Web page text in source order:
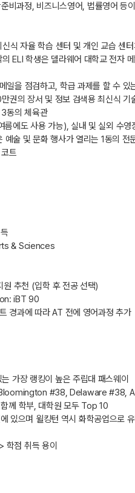
비과정, 비즈니스영어, 법률영어
식 자율 학습 센터 및 개인 교습 센
ELI 학생은 델라웨어 대학교 전자
일을 점검하고, 학급 과제를 할 수
권의 장서 및 정보 검색용 최신식 기
동의 체육관
에도 사용 가능), 실내 및 실외 수
술 및 문화 행사가 열리는 1동의 전
트
& Sciences
추천 (입학 후 전공 선택)
iBT 90
경과에 따라 AT 전에 영어과정 추가
가장 랭킹이 높은 주립대 패스웨이
#38, Delaware #38,
께 학부, 대학원 모두 Top 10
있으며 윌킹턴 역시 화학공업으로
학점 취득 용이